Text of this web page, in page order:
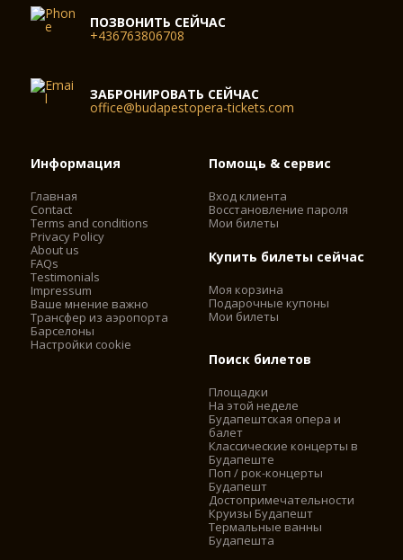
ПОЗВОНИТЬ СЕЙЧАС
+436763806708
ЗАБРОНИРОВАТЬ СЕЙЧАС
office@budapestopera-tickets.com
Информация
Главная
Contact
Terms and conditions
Privacy Policy
About us
FAQs
Testimonials
Impressum
Ваше мнение важно
Трансфер из аэропорта
Барселоны
Настройки cookie
Помощь & сервис
Вход клиента
Восстановление пароля
Мои билеты
Купить билеты сейчас
Моя корзина
Подарочные купоны
Мои билеты
Поиск билетов
Площадки
На этой неделе
Будапештская опера и
балет
Классические концерты в
Будапеште
Поп / рок-концерты
Будапешт
Достопримечательности
Круизы Будапешт
Термальные ванны
Будапешта